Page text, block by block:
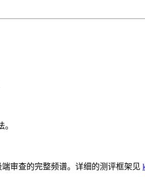
审查的完整频谱。详细的测评框架见